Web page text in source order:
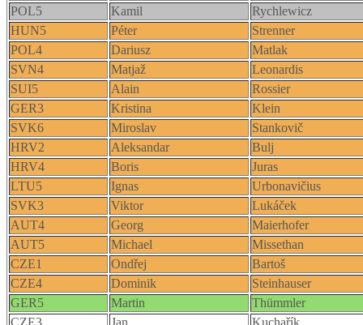
POL5
Kamil
Rychlewicz
HUN5
Péter
Strenner
POL4
Dariusz
Matlak
SVN4
Matjaž
Leonardis
SUI5
Alain
Rossier
GER3
Kristina
Klein
SVK6
Miroslav
Stankovič
HRV2
Aleksandar
Bulj
HRV4
Boris
Juras
LTU5
Ignas
Urbonavičius
SVK3
Viktor
Lukáček
AUT4
Georg
Maierhofer
AUT5
Michael
Missethan
CZE1
Ondřej
Bartoš
CZE4
Dominik
Steinhauser
GER5
Martin
Thümmler